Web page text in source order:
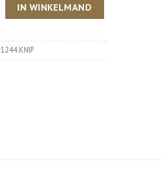
IN WINKELMAND